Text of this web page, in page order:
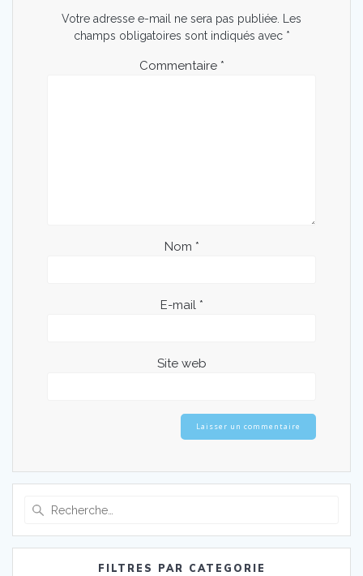
Votre adresse e-mail ne sera pas publiée.
Les
champs obligatoires sont indiqués avec *
Commentaire *
Nom *
E-mail *
Site web
:
FILTRES PAR CATEGORIE